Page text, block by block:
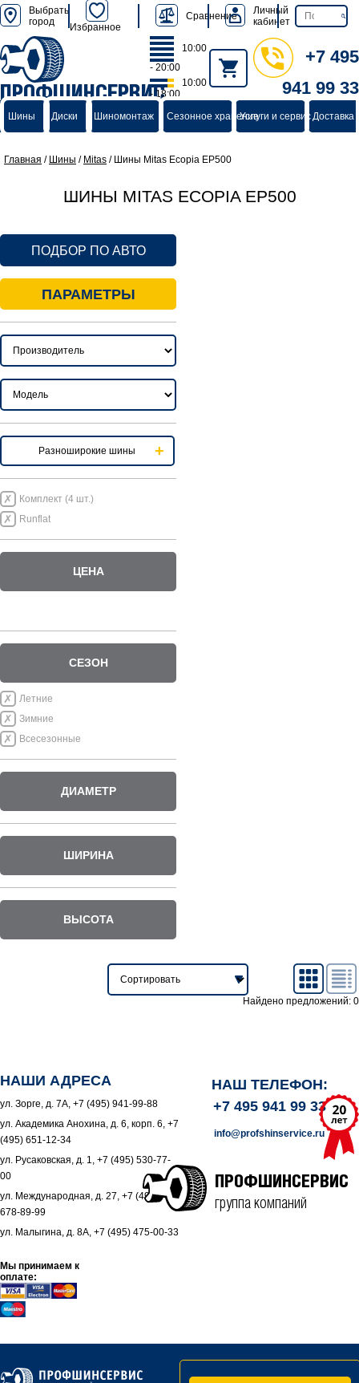
Выбрать
город
Избранное
Сравнение
Личный
кабинет
ПРОФШИНСЕРВИС
группа компаний
10:00
- 20:00
10:00
- 18:00
+7 495
941 99 33
Шины Диски Шиномонтаж Сезонное хранениеУслуги и сервисДоставка
Главная / Шины / Mitas / Шины Mitas Ecopia EP500
ШИНЫ MITAS ECOPIA EP500
ПОДБОР ПО АВТО
ПАРАМЕТРЫ
Разноширокие шины
Комплект (4 шт.)
Runflat
ЦЕНА
СЕЗОН
Летние
Зимние
Всесезонные
ДИАМЕТР
ШИРИНА
ВЫСОТА
Найдено предложений: 0
НАШИ АДРЕСА
ул. Зорге, д. 7А, +7 (495) 941-99-88
ул. Академика Анохина, д. 6, корп. 6, +7
(495) 651-12-34
ул. Русаковская, д. 1, +7 (495) 530-77-
00
ул. Международная, д. 27, +7 (495)
678-89-99
ул. Малыгина, д. 8А, +7 (495) 475-00-33
Мы принимаем к
оплате:
НАШ ТЕЛЕФОН:
+7 495 941 99 33
info@profshinservice.ru
ПРОФШИНСЕРВИС
группа компаний